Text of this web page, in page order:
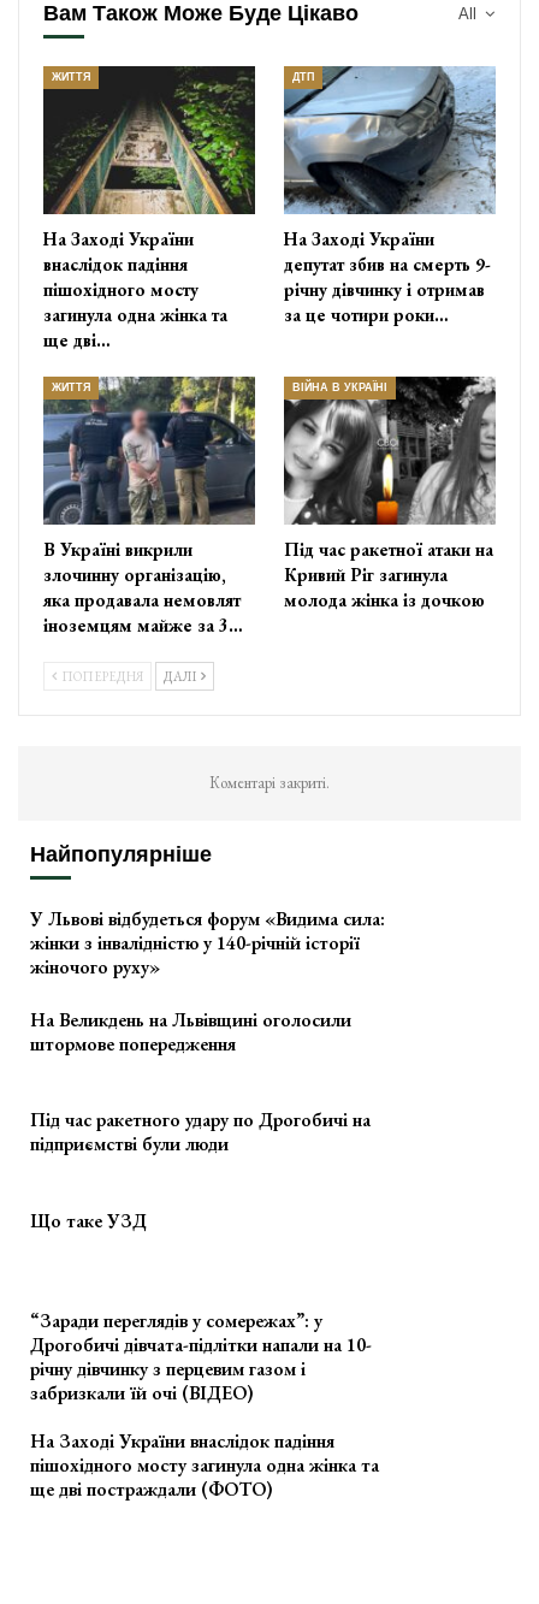
All
Вам Також Може Буде Цікаво
ЖИТТЯ
На Заході України
внаслідок падіння
пішохідного мосту
загинула одна жінка та
ще дві…
ДТП
На Заході України
депутат збив на смерть 9-
річну дівчинку і отримав
за це чотири роки…
ЖИТТЯ
В Україні викрили
злочинну організацію,
яка продавала немовлят
іноземцям майже за 3…
ВІЙНА В УКРАЇНІ
Під час ракетної атаки на
Кривий Ріг загинула
молода жінка із дочкою
ПОПЕРЕДНЯ ДАЛІ
Коментарі закриті.
Найпопулярніше
У Львові відбудеться форум «Видима сила:
жінки з інвалідністю у 140-річній історії
жіночого руху»
На Великдень на Львівщині оголосили
штормове попередження
Під час ракетного удару по Дрогобичі на
підприємстві були люди
Що таке УЗД
“Заради переглядів у сомережах”: у
Дрогобичі дівчата-підлітки напали на 10-
річну дівчинку з перцевим газом і
забризкали їй очі (ВІДЕО)
На Заході України внаслідок падіння
пішохідного мосту загинула одна жінка та
ще дві постраждали (ФОТО)